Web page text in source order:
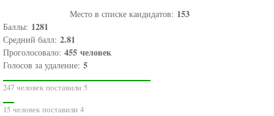
Место в списке кандидатов: 153
Баллы: 1281
Средний балл: 2.81
Проголосовало: 455 человек
Голосов за удаление: 5
247 человек поставили 5
15 человек поставили 4